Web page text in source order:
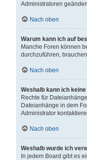
Administratoren
Nach oben
Warum kann ich auf
Manche Foren können
durchzuführen,
Nach oben
Weshalb kann ich
Rechte für
Dateianhänge in dem
Administrator
Nach oben
Weshalb wurde ich
In jedem Board gibt es